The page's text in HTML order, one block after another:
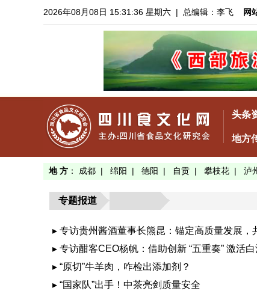
2026年08月08日 15:31:36 星期六 | 总编辑：李飞 网
头条
地方
地 方 ： 成都 | 绵阳 | 德阳 | 自贡 | 攀枝花 | 泸
专题报道
▸ 专访贵州酱酒董事长熊昆：锚定高质量发展，
▸ 专访酣客CEO杨帆：借助创新 “五重奏” 激活
▸ “原切”牛羊肉，咋检出添加剂？
▸ “国家队”出手！中茶亮剑质量安全